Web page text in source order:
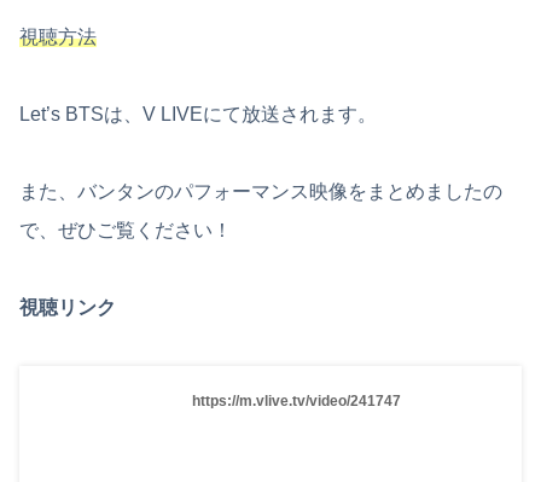
視聴方法
Let’s BTSは、V LIVEにて放送されます。
また、バンタンのパフォーマンス映像をまとめましたの
で、ぜひご覧ください！
視聴リンク
https://m.vlive.tv/video/241747